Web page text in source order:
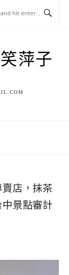
萍子
店，抹茶
景點審計